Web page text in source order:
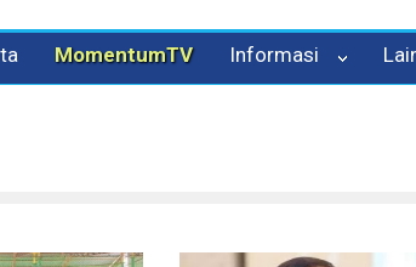
MomentumTV Informasi